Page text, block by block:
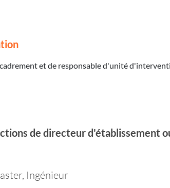
et de responsable d'unité
de directeur d'établissement
Ingénieur